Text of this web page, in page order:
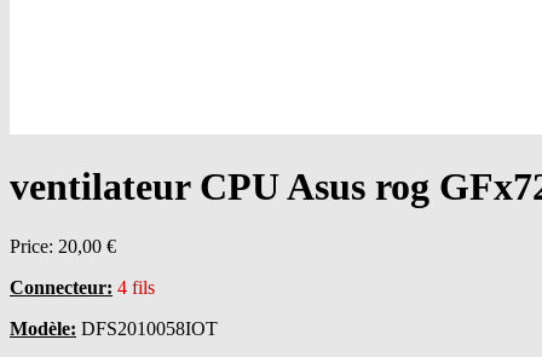
ventilateur CPU Asus rog
Price: 20,00 €
Connecteur: 4 fils
Modèle: DFS2010058IOT